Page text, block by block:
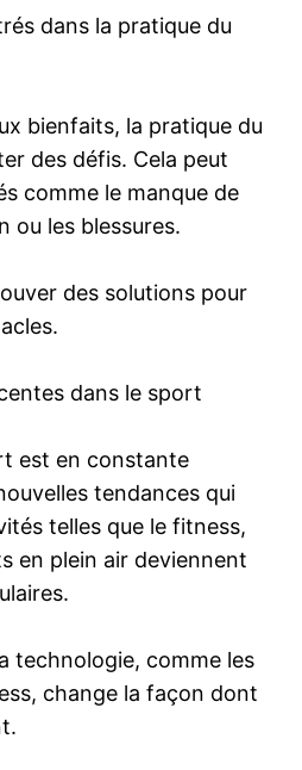
dans la pratique du
bienfaits, la pratique du
des défis. Cela peut
comme le manque de
ou les blessures.
des solutions pour
dans le sport
est en constante
tendances qui
telles que le fitness,
en plein air deviennent
technologie, comme les
change la façon dont